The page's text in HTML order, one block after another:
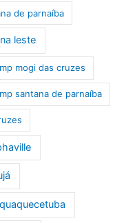
de parnaíba
leste
mogi das cruzes
santana de parnaíba